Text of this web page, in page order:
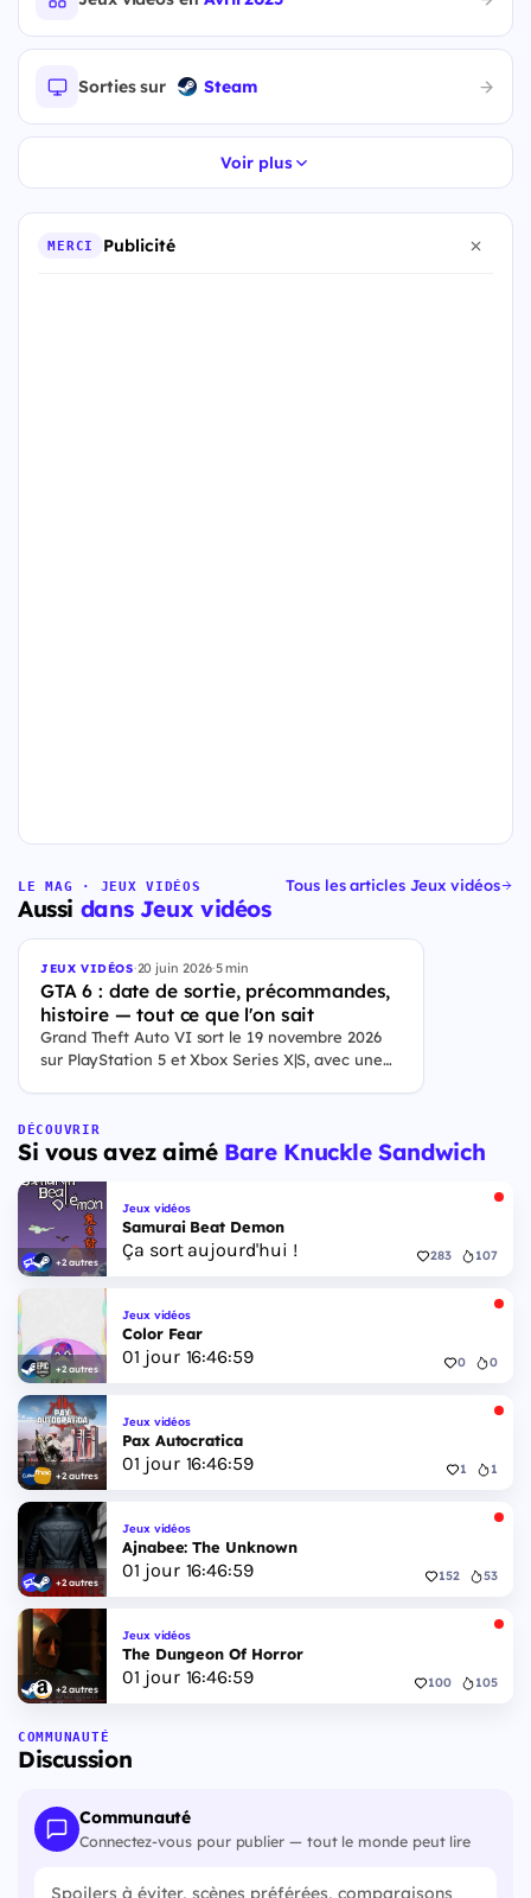
Sorties sur Steam
Voir plus
MERCI Publicité
LE MAG · JEUX VIDÉOS
Aussi dans Jeux vidéos
Tous les articles Jeux vidéos
JEUX VIDÉOS·20 juin 2026·5 min
GTA 6 : date de sortie, précommandes,
histoire — tout ce que l'on sait
Grand Theft Auto VI sort le 19 novembre 2026
sur PlayStation 5 et Xbox Series X|S, avec une
Floride, et sa ville Vice City. Il met en scène
pour la première fois un duo de protagonistes
première héroïne jouable d'un GTA principal.
DÉCOUVRIR
Si vous avez aimé Bare Knuckle Sandwich
+2 autres
Jeux vidéos
Samurai Beat Demon
Ça sort aujourd'hui ! 283 107
+2 autres
Jeux vidéos
Color Fear
01 jour 16:46:58 0 0
+2 autres
Jeux vidéos
Pax Autocratica
01 jour 16:46:58 1 1
+2 autres
Jeux vidéos
Ajnabee: The Unknown
01 jour 16:46:58 152 53
+2 autres
Jeux vidéos
The Dungeon Of Horror
01 jour 16:46:58 100 105
COMMUNAUTÉ
Discussion
Communauté
Connectez-vous pour publier — tout le monde peut lire